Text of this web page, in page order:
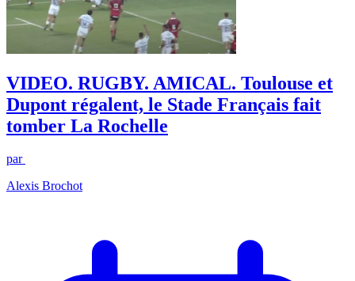
VIDEO. RUGBY. AMICAL. Toulouse et
Dupont régalent, le Stade Français fait
tomber La Rochelle
par
Alexis Brochot